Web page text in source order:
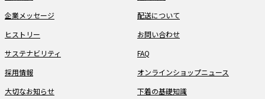
企業メッセージ
ヒストリー
サステナビリティ
採用情報
大切なお知らせ
配送について
お問い合わせ
FAQ
オンラインショップニュース
下着の基礎知識